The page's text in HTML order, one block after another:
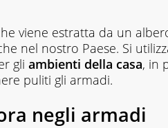
viene estratta da un
nel nostro Paese. Si
gli ambienti della casa, in
puliti gli armadi.
negli armadi